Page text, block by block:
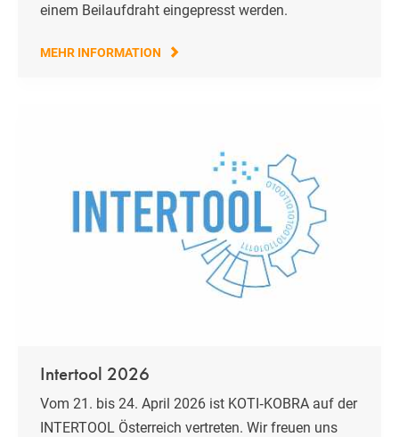
einem Beilaufdraht eingepresst werden.
MEHR INFORMATION
Intertool 2026
Vom 21. bis 24. April 2026 ist KOTI‑KOBRA auf der
INTERTOOL Österreich vertreten. Wir freuen uns